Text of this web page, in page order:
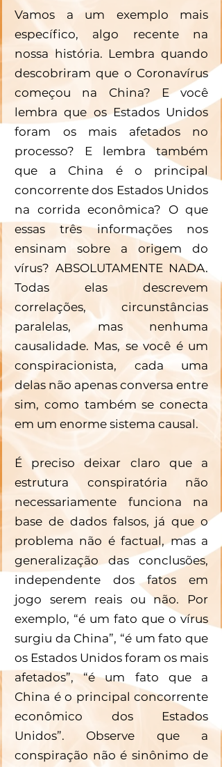
Vamos a um exemplo mais
específico, algo recente na
nossa história. Lembra quando
descobriram que o Coronavírus
começou na China? E você
lembra que os Estados Unidos
foram os mais afetados no
processo? E lembra também
que a China é o principal
concorrente dos Estados Unidos
na corrida econômica? O que
essas três informações nos
ensinam sobre a origem do
vírus? ABSOLUTAMENTE NADA.
Todas elas descrevem
correlações, circunstâncias
paralelas, mas nenhuma
causalidade. Mas, se você é um
conspiracionista, cada uma
delas não apenas conversa entre
sim, como também se conecta
em um enorme sistema causal.
É preciso deixar claro que a
estrutura conspiratória não
necessariamente funciona na
base de dados falsos, já que o
problema não é factual, mas a
generalização das conclusões,
independente dos fatos em
jogo serem reais ou não. Por
exemplo, “é um fato que o vírus
surgiu da China”, “é um fato que
os Estados Unidos foram os mais
afetados”, “é um fato que a
China é o principal concorrente
econômico dos Estados
Unidos”. Observe que a
conspiração não é sinônimo de